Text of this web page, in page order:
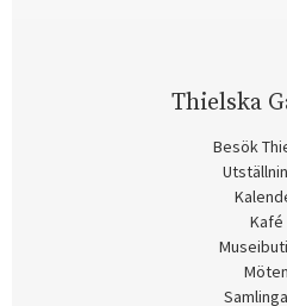
Thielska
Besök
Kafé
Möten